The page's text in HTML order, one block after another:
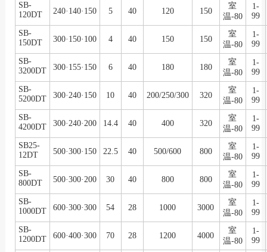
SB-
120DT
240·140·150 5 40 120 150
室
温-80
1-
99
SB-
150DT
300·150·100 4 40 150 150
室
温-80
1-
99
SB-
3200DT
300·155·150 6 40 180 180
室
温-80
1-
99
SB-
5200DT
300·240·150 10 40 200/250/300 320
室
温-80
1-
99
SB-
4200DT
300·240·200 14.4 40 400 320
室
温-80
1-
99
SB25-
12DT
500·300·150 22.5 40 500/600 800
室
温-80
1-
99
SB-
800DT
500·300·200 30 40 800 800
室
温-80
1-
99
SB-
1000DT
600·300·300 54 28 1000 3000
室
温-80
1-
99
SB-
1200DT
600·400·300 70 28 1200 4000
室
温-80
1-
99